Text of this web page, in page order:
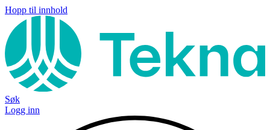
Hopp til innhold
Søk
Logg inn